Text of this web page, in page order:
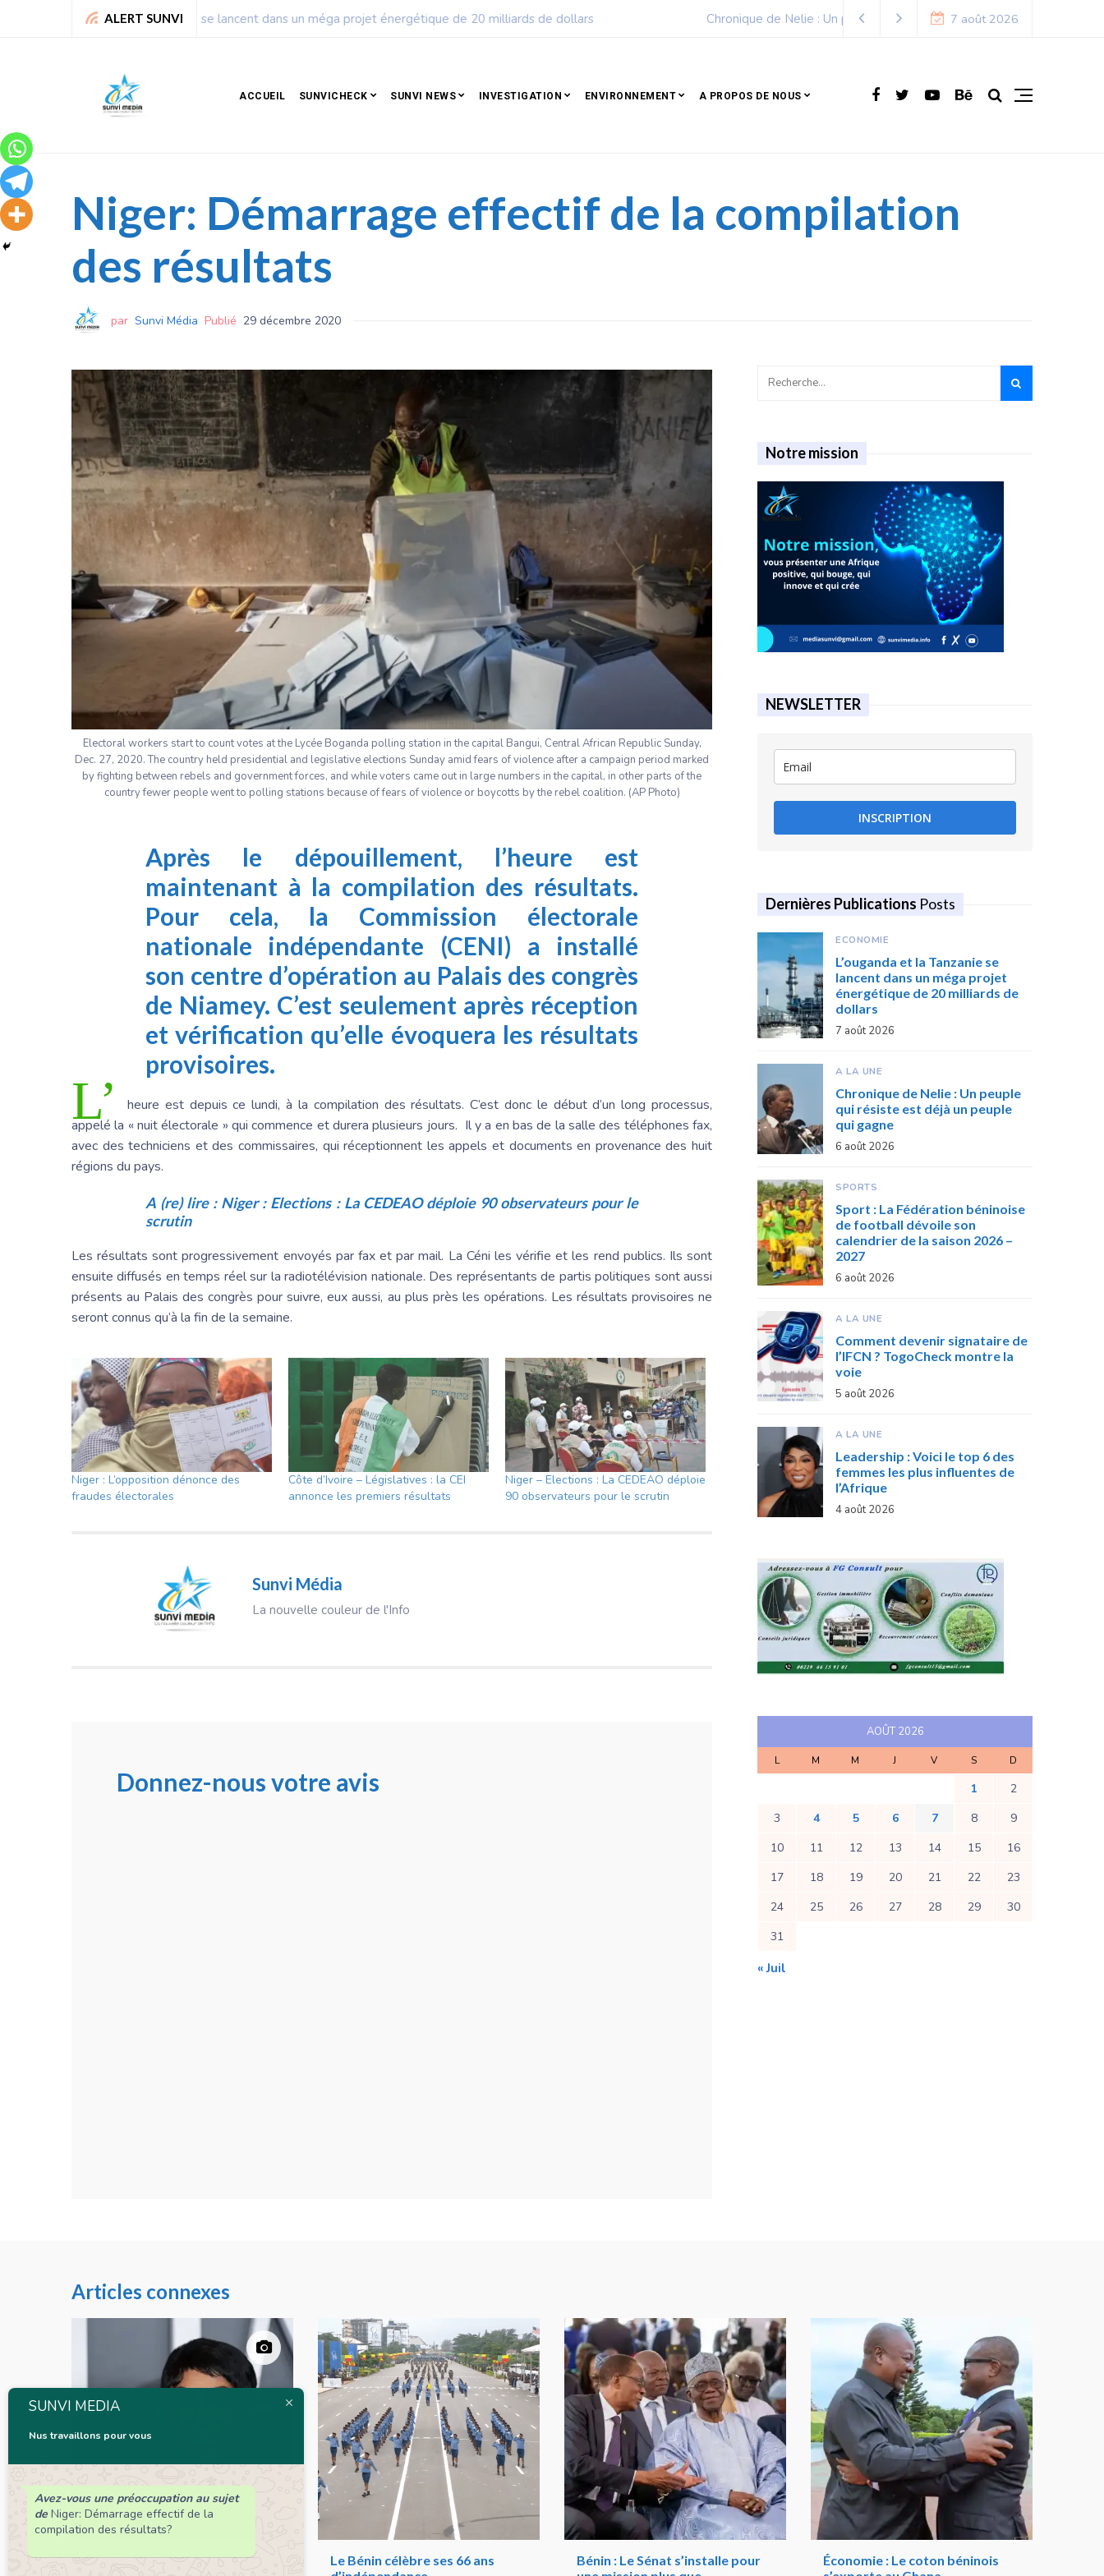
ALERT SUNVI Chronique de Nelie : Un peuple qui résiste est déjà un peuple qui gagne 7 août 2026
ACCUEIL SUNVICHECK SUNVI NEWS INVESTIGATION ENVIRONNEMENT A PROPOS DE NOUS
Niger: Démarrage effectif de la compilation
des résultats
par Sunvi Média Publié 29 décembre 2020
Electoral workers start to count votes at the Lycée Boganda polling station in the capital Bangui, Central African Republic Sunday,
Dec. 27, 2020. The country held presidential and legislative elections Sunday amid fears of violence after a campaign period marked
by fighting between rebels and government forces, and while voters came out in large numbers in the capital, in other parts of the
country fewer people went to polling stations because of fears of violence or boycotts by the rebel coalition. (AP Photo)
Après le dépouillement, l’heure est
maintenant à la compilation des résultats.
Pour cela, la Commission électorale
nationale indépendante (CENI) a installé
son centre d’opération au Palais des congrès
de Niamey. C’est seulement après réception
et vérification qu’elle évoquera les résultats
provisoires.
L’
heure est depuis ce lundi, à la compilation des résultats. C’est donc le début d’un long processus,
appelé la « nuit électorale » qui commence et durera plusieurs jours. Il y a en bas de la salle des téléphones fax,
avec des techniciens et des commissaires, qui réceptionnent les appels et documents en provenance des huit
régions du pays.
A (re) lire : Niger : Elections : La CEDEAO déploie 90 observateurs pour le
scrutin
Les résultats sont progressivement envoyés par fax et par mail. La Céni les vérifie et les rend publics. Ils sont
ensuite diffusés en temps réel sur la radiotélévision nationale. Des représentants de partis politiques sont aussi
présents au Palais des congrès pour suivre, eux aussi, au plus près les opérations. Les résultats provisoires ne
seront connus qu’à la fin de la semaine.
Niger : L’opposition dénonce des
fraudes électorales
Côte d’Ivoire – Législatives : la CEI
annonce les premiers résultats
Niger – Elections : La CEDEAO déploie
90 observateurs pour le scrutin
Sunvi Média
La nouvelle couleur de l'Info
Donnez-nous votre avis
Notre mission
NEWSLETTER
INSCRIPTION
Dernières Publications Posts
ECONOMIE
L’ouganda et la Tanzanie se
lancent dans un méga projet
énergétique de 20 milliards de
dollars
7 août 2026
A LA UNE
Chronique de Nelie : Un peuple
qui résiste est déjà un peuple
qui gagne
6 août 2026
SPORTS
Sport : La Fédération béninoise
de football dévoile son
calendrier de la saison 2026 –
2027
6 août 2026
A LA UNE
Comment devenir signataire de
l’IFCN ? TogoCheck montre la
voie
5 août 2026
A LA UNE
Leadership : Voici le top 6 des
femmes les plus influentes de
l’Afrique
4 août 2026
AOÛT 2026
L M M J V S D
1
2
3
4 5 6 7 8
9
10
11 12 13 14 15
16
17
18 19 20 21 22
23
24
25 26 27 28 29
30
31
« Juil
Articles connexes
Leadership : Voici le top 6 des
Le Bénin célèbre ses 66 ans
Bénin : Le Sénat s’installe pour
Économie : Le coton béninois
SUNVI MEDIA
Nus travaillons pour vous
Avez-vous une préoccupation au sujet
de Niger: Démarrage effectif de la
compilation des résultats?